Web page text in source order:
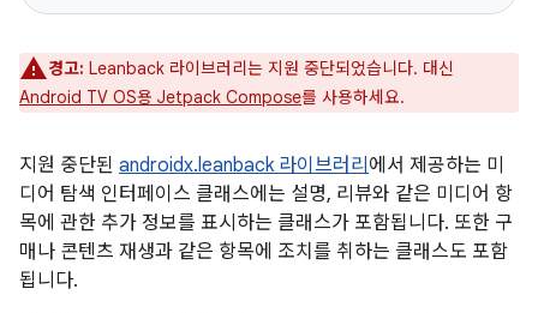
경고: Leanback 라이브러리는 지원 중단되었습니다. 대신
Android TV OS용 Jetpack Compose를 사용하세요.
지원 중단된 androidx.leanback 라이브러리 에서 제공하는 미
디어 탐색 인터페이스 클래스에는 설명, 리뷰와 같은 미디어 항
목에 관한 추가 정보를 표시하는 클래스가 포함됩니다. 또한 구
매나 콘텐츠 재생과 같은 항목에 조치를 취하는 클래스도 포함
됩니다.